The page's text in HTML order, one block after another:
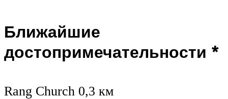
Ближайшие
достопримечательности *
Rang Church 0,3 км